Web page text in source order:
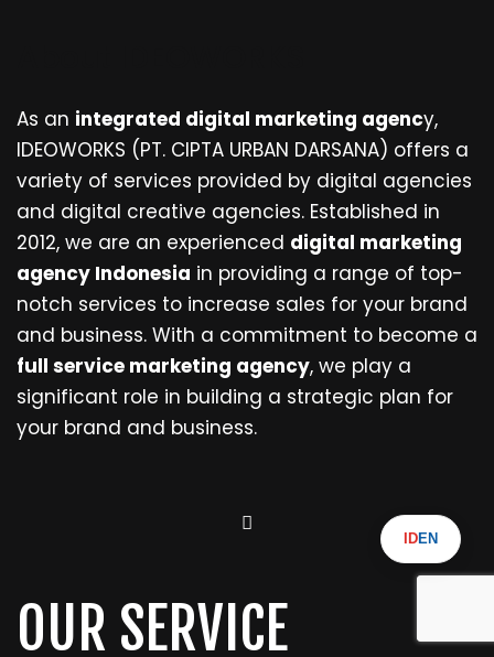
As an integrated digital marketing agency,
IDEOWORKS (PT. CIPTA URBAN DARSANA) offers a
variety of services provided by digital agencies
and digital creative agencies. Established in
2012, we are an experienced digital marketing
agency Indonesia in providing a range of top-
notch services to increase sales for your brand
and business. With a commitment to become a
full service marketing agency, we play a
significant role in building a strategic plan for
your brand and business.
OUR SERVICE
IDEN